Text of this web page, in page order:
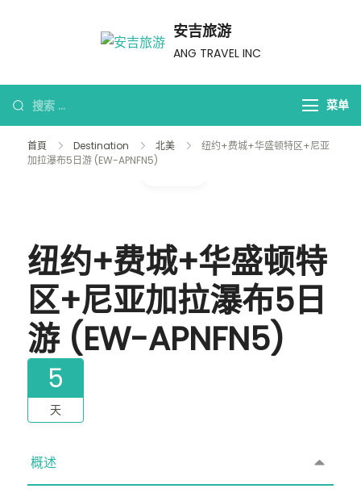
安吉旅游
ANG TRAVEL INC
菜单
首頁 Destination 北美
纽约+费城+华盛顿特区+尼亚
加拉瀑布5日游 (EW-APNFN5)
纽约+费城+华盛顿特
区+尼亚加拉瀑布5日
游 (EW-APNFN5)
5
天
概述